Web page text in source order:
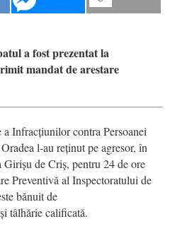
a fost prezentat la
mandat de arestare
Infracțiunilor contra Persoanei
l-au reținut pe agresor, în
de Criș, pentru 24 de ore
Preventivă al Inspectoratului de
bănuit de
tâlhărie calificată.